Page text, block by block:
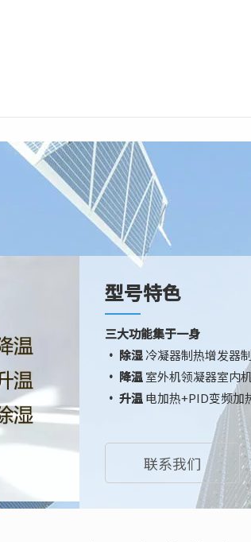
型号特色
三大功能集于一身
· 除湿冷凝器制热增发器
· 降温室外机领凝器室内
· 升温电加热+PID变频加
联系我们